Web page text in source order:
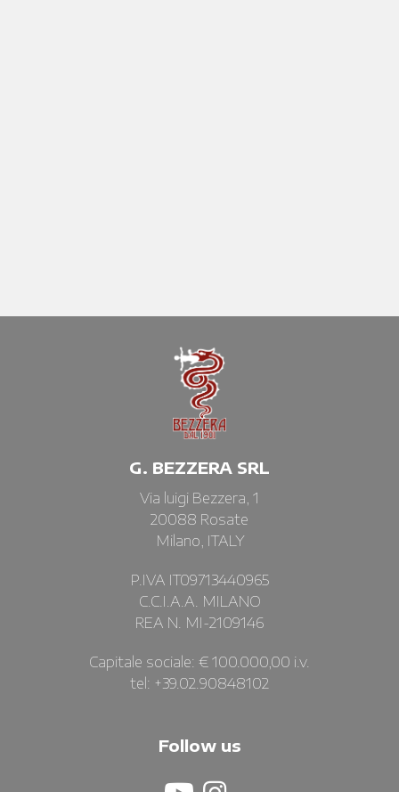
G. BEZZERA SRL
Via luigi Bezzera, 1
20088 Rosate
Milano, ITALY
P.IVA IT09713440965
C.C.I.A.A. MILANO
REA N. MI-2109146
Capitale sociale: € 100.000,00 i.v.
tel: +39.02.90848102
Follow us